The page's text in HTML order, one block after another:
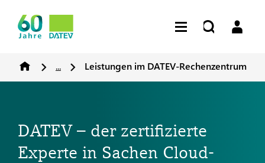
... Leistungen im DATEV-Rechenzentrum
DATEV – der zertifizierte
Experte in Sachen Cloud-